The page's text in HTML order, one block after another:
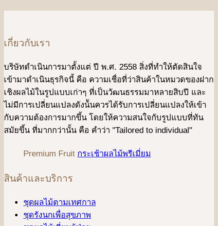
เกี่ยวกับเรา
บริษัทดําเนินการมาตั้งแต่ ปี พ.ศ. 2558 สิ่งที่ทำให้ตัดสินใจ
เข้ามาดําเนินธุรกิจนี้ คือ ความเชื่อที่ว่าสินค้าในหมวดของฝาก
เชิงผลไม้ในรูปแบบเก่าๆ ที่เป็นวัฒนธรรมมาหลายสิบปี และ
ไม่มีการเปลี่ยนแปลงดังน้ันควรได้รับการเปลี่ยนแปลงให้เข้า
กับความต้องการมากขึ้น โดยให้ความสนใจกับรูปแบบที่ทัน
สมัยขึ้น ที่มากกว่านั้น คือ คําว่า "Tailored to individual"
Premium Fruit กระเช้าผลไม้พรีเมี่ยม
สินค้าและบริการ
ชุดผลไม้ตามเทศกาล
ชุดรังนกเพื่อสุขภาพ